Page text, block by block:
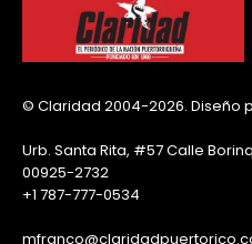
© Claridad 2004-2026. Diseño
Urb. Santa Rita, #57 Calle
00925-2732
+1 787-777-0534